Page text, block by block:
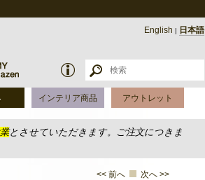
English | 日本語
インテリア商品 アウトレット
とさせていただきます。ご注文につきま
<< 前へ 次へ >>